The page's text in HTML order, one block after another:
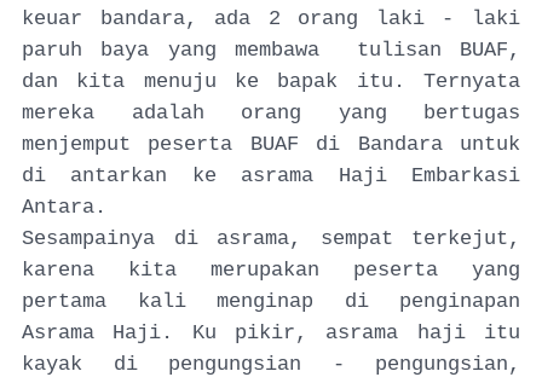
keuar bandara, ada 2 orang laki - laki
paruh baya yang membawa tulisan BUAF,
dan kita menuju ke bapak itu. Ternyata
mereka adalah orang yang bertugas
menjemput peserta BUAF di Bandara untuk
di antarkan ke asrama Haji Embarkasi
Antara.
Sesampainya di asrama, sempat terkejut,
karena kita merupakan peserta yang
pertama kali menginap di penginapan
Asrama Haji. Ku pikir, asrama haji itu
kayak di pengungsian - pengungsian,